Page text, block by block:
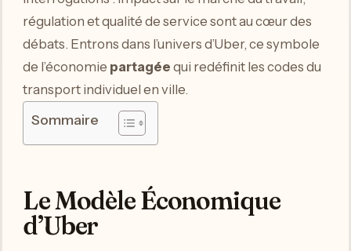
régulation et qualité de service sont au cœur des
débats. Entrons dans l’univers d’Uber, ce symbole
de l’économie partagée qui redéfinit les codes du
transport individuel en ville.
Sommaire
Le Modèle Économique
d’Uber